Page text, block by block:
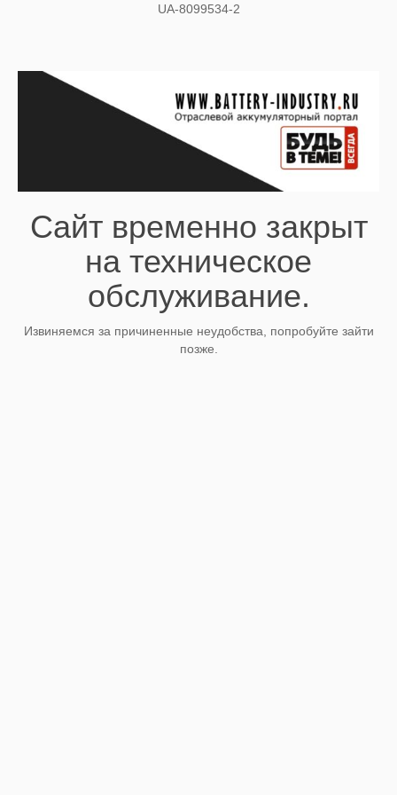
UA-8099534-2
Сайт временно закрыт
на техническое
обслуживание.
Извиняемся за причиненные неудобства, попробуйте зайти
позже.